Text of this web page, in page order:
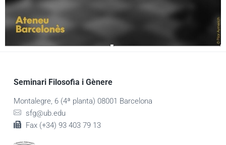
Seminari Filosofia i Gènere
Montalegre, 6 (4ª planta) 08001 Barcelona
sfg@ub.edu
Fax (+34) 93 403 79 13